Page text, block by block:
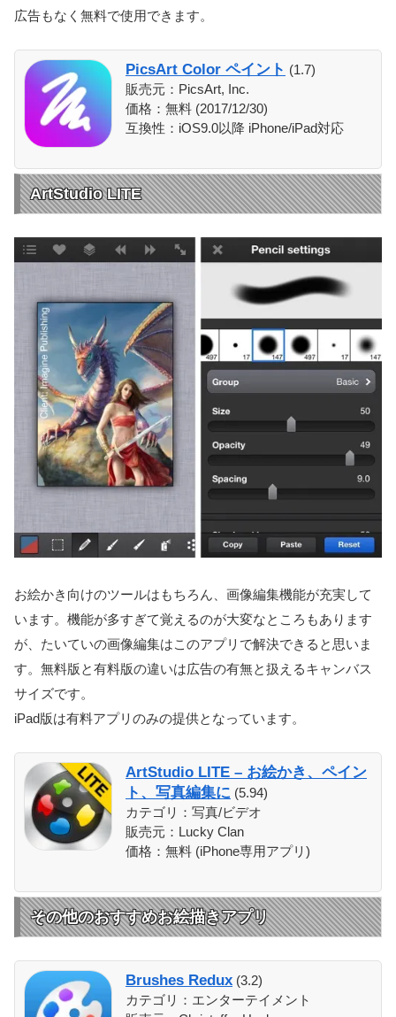
広告もなく無料で使用できます。
PicsArt Color ペイント (1.7)
販売元：PicsArt, Inc.
価格：無料 (2017/12/30)
互換性：iOS9.0以降 iPhone/iPad対応
ArtStudio LITE
お絵かき向けのツールはもちろん、画像編集機能が充実して
います。機能が多すぎて覚えるのが大変なところもあります
が、たいていの画像編集はこのアプリで解決できると思いま
す。無料版と有料版の違いは広告の有無と扱えるキャンバス
サイズです。
iPad版は有料アプリのみの提供となっています。
ArtStudio LITE – お絵かき、ペイン
ト、写真編集に (5.94)
カテゴリ：写真/ビデオ
販売元：Lucky Clan
価格：無料 (iPhone専用アプリ)
その他のおすすめお絵描きアプリ
Brushes Redux (3.2)
カテゴリ：エンターテイメント